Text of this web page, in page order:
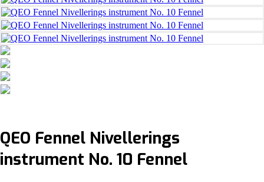
QEO Fennel Nivellerings
instrument No. 10 Fennel